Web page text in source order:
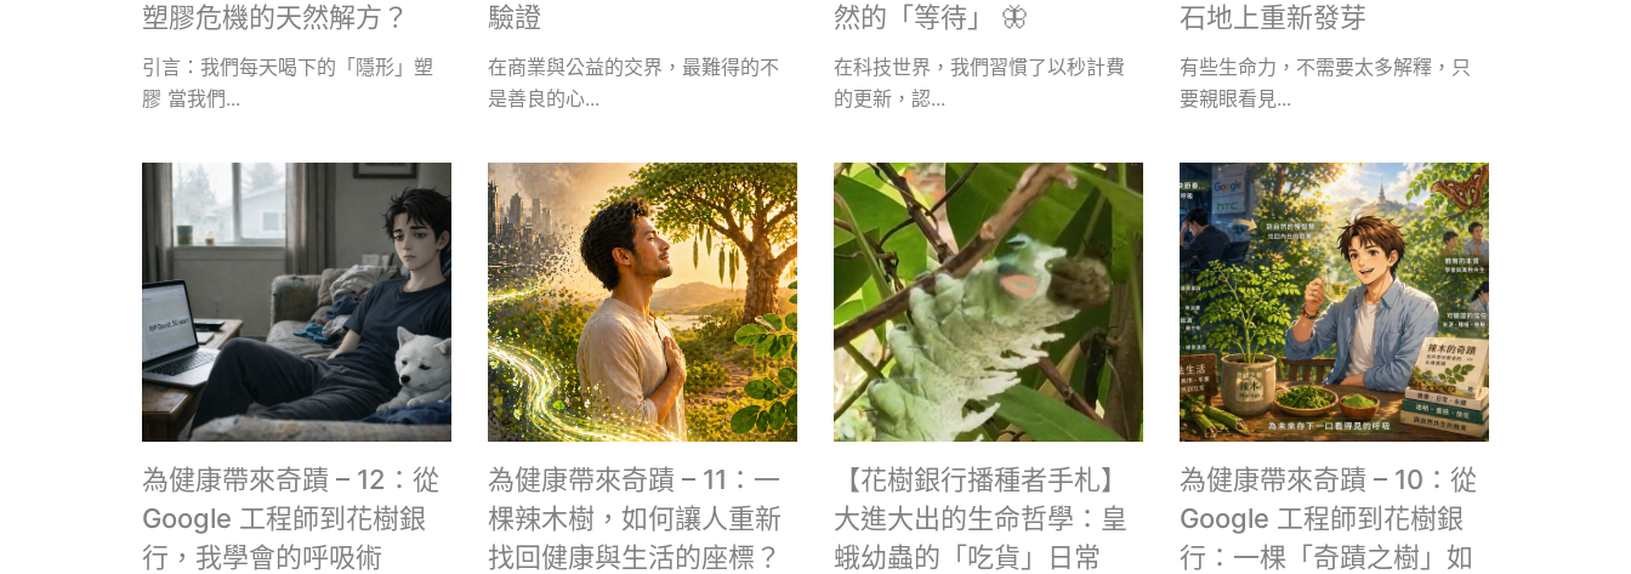
塑膠危機的天然解方？
引言：我們每天喝下的「隱形」塑
膠 當我們...
驗證
在商業與公益的交界，最難得的不
是善良的心...
然的「等待」 🦋
在科技世界，我們習慣了以秒計費
的更新，認...
石地上重新發芽
有些生命力，不需要太多解釋，只
要親眼看見...
為健康帶來奇蹟 – 12：從
Google 工程師到花樹銀
行，我學會的呼吸術
為健康帶來奇蹟 – 11：一
棵辣木樹，如何讓人重新
找回健康與生活的座標？
【花樹銀行播種者手札】
大進大出的生命哲學：皇
蛾幼蟲的「吃貨」日常
為健康帶來奇蹟 – 10：從
Google 工程師到花樹銀
行：一棵「奇蹟之樹」如